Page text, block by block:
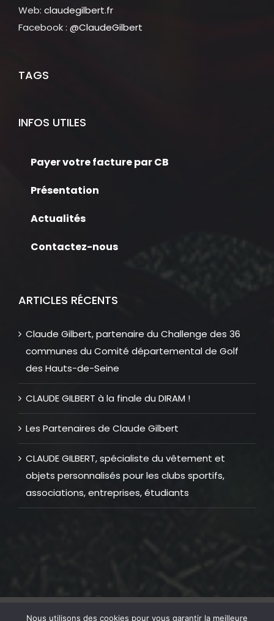
Web: claudegilbert.fr
Facebook : @ClaudeGilbert
TAGS
INFOS UTILES
Payer votre facture par CB
Présentation
Actualités
Contactez-nous
ARTICLES RÉCENTS
Claude Gilbert, partenaire du Challenge des 36
communes du Comité départemental de Golf
des Hauts-de-Seine
CLAUDE GILBERT à la finale du DIRAM !
Les Partenaires de Claude Gilbert
CLAUDE GILBERT, spécialiste du vêtement et
objets personnalisés pour les clubs sportifs,
associations, entreprises, étudiants
© Copyright 2012 - 2026 | Mentions Légales| Tous Droits
Nous utilisons des cookies pour vous garantir la meilleure